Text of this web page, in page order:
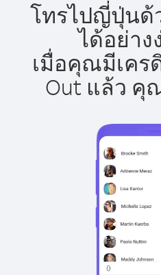
โทรไปญี่ปุ่นด้
ได้อย่าง
เมื่อคุณมีเคร
Out แล้ว คุ